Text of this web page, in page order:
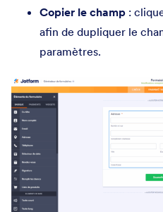
Copier le champ :
afin de dupliquer le
paramètres.